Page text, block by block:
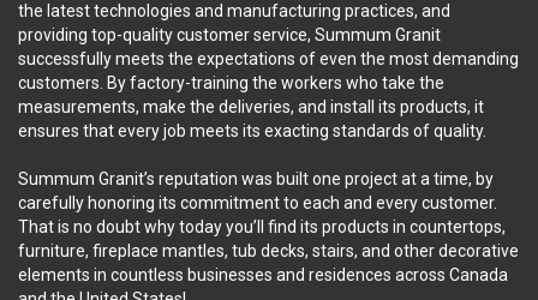
the latest technologies and manufacturing practices, and
providing top-quality customer service, Summum Granit
successfully meets the expectations of even the most demanding
customers. By factory-training the workers who take the
measurements, make the deliveries, and install its products, it
ensures that every job meets its exacting standards of quality.
Summum Granit’s reputation was built one project at a time, by
carefully honoring its commitment to each and every customer.
That is no doubt why today you’ll find its products in countertops,
furniture, fireplace mantles, tub decks, stairs, and other decorative
elements in countless businesses and residences across Canada